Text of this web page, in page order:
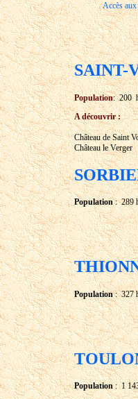
Accès
SAINT-
Population:
A découvrir :
Château de Saint
Château le Verger
Population: 289
Population: 327
Population: 1